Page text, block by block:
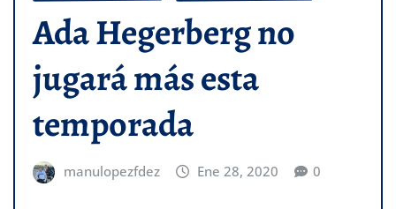
Ada Hegerberg no
jugará más esta
temporada
manulopezfdez Ene 28, 2020 0